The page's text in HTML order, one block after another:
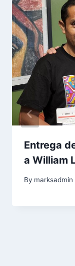
Entrega
a William
By marksadmin